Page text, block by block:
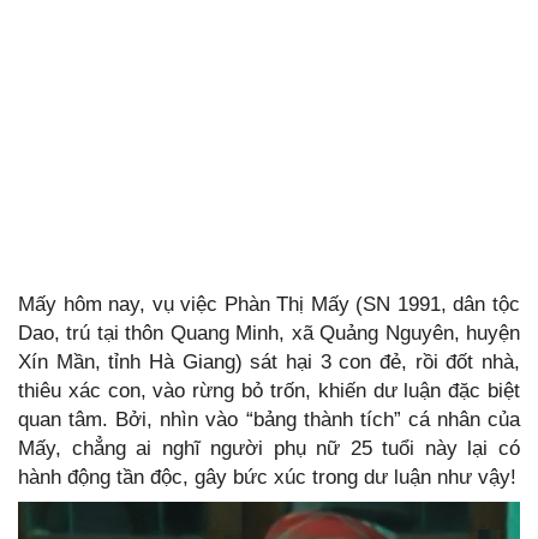
Mấy hôm nay, vụ việc Phàn Thị Mấy (SN 1991, dân tộc
Dao, trú tại thôn Quang Minh, xã Quảng Nguyên, huyện
Xín Mần, tỉnh Hà Giang) sát hại 3 con đẻ, rồi đốt nhà,
thiêu xác con, vào rừng bỏ trốn, khiến dư luận đặc biệt
quan tâm. Bởi, nhìn vào “bảng thành tích” cá nhân của
Mấy, chẳng ai nghĩ người phụ nữ 25 tuổi này lại có
hành động tần độc, gây bức xúc trong dư luận như vậy!